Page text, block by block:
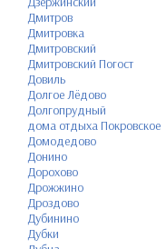
Дмитров
Дмитровка
Дмитровский
Дмитровский Погост
Довиль
Долгое Лёдово
Долгопрудный
дома отдыха Покровское
Домодедово
Донино
Дорохово
Дрожжино
Дроздово
Дубинино
Дубки